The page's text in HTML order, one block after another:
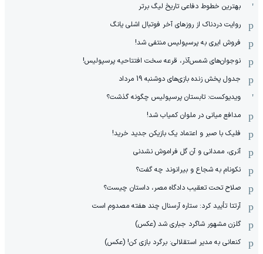
بهترین خطوط دفاعی تاریخ لیگ برتر
روایت دردناک از روزهای آخر فوتبال اشلی یانگ
فروش ایری به پرسپولیس منتفی شد!
نوجوان‌های شمس‌آذر، قرعه سخت افتتاحیه پرسپولیس!
جدول پخش زنده بازی‌های دوشنبه 19 مرداد
ویدیوکست: تابستان پرسپولیس چگونه گذشت؟
مدافع میانی در ملوان کمیاب شد!
فلیک با صبر و اعتماد یک بازیکن جدید خرید!
آنری، ممدانی و آن گل فراموش نشدنی
نکونام به شجاع و بیرانوند چه گفت؟
صلاح تحت تعقیب دادگاه مصر، داستان چیست؟
آرتتا تأیید کرد: ستاره آرسنال چند هفته مصدوم است
گلزن مشهور شاگرد جباری شد (عکس)
کنعانی به مدیر استقلالی: برگرد بازی کن! (عکس)